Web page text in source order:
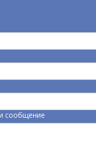
сообщение